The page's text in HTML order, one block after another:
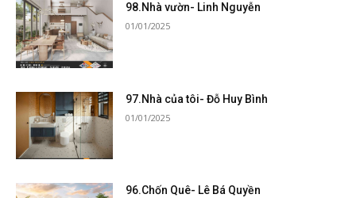
98.Nhà vườn- Linh Nguyễn
01/01/2025
97.Nhà của tôi- Đỗ Huy Bình
01/01/2025
96.Chốn Quê- Lê Bá Quyền